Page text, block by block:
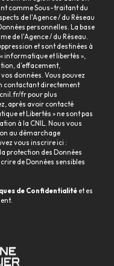
comme Sous-traitant du
de l'Agence / du Réseau
personnelles. La base
de l'Agence / du Réseau.
et sont destinées à
informatique et libertés »,
d’effacement,
données. Vous pouvez
contactant directement
frpour plus
après avoir contacté
et Libertés » ne sont pas
à la CNIL. Nous vous
au démarchage
vous inscrire ici :
protection des Données
de Données sensibles
de Confidentialité et es